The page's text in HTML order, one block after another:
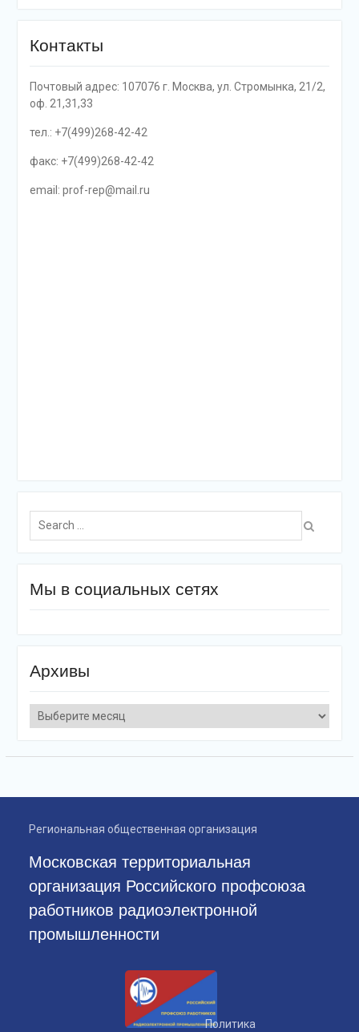
Контакты
Почтовый адрес: 107076 г. Москва, ул. Стромынка, 21/2,
оф. 21,31,33
тел.: +7(499)268-42-42
факс: +7(499)268-42-42
email: prof-rep@mail.ru
Search
for:
Мы в социальных сетях
Архивы
Архивы
Региональная общественная организация
Московская территориальная
организация Российского профсоюза
работников радиоэлектронной
промышленности
Политика